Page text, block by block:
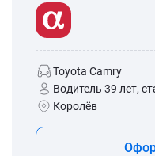
Toyota Camry
Водитель 39 лет,
Королёв